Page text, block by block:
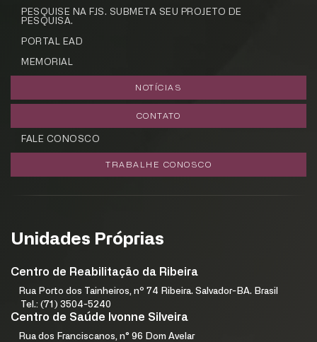
PESQUISE NA FJS. SUBMETA SEU PROJETO DE
PESQUISA.
PORTAL EAD
MEMORIAL
NOTÍCIAS
CONTATO
FALE CONOSCO
TRABALHE CONOSCO
Unidades Próprias
Centro de Reabilitação da Ribeira
Rua Porto dos Tainheiros, nº 74 Ribeira. Salvador-BA. Brasil
Tel.: (71) 3504-5240
Centro de Saúde Ivonne Silveira
Rua dos Franciscanos, n° 96 Dom Avelar